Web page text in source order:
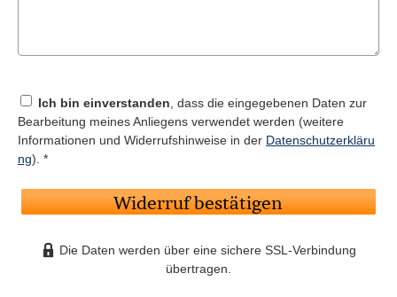
Ich bin einverstanden , dass die eingegebenen Daten zur
Bearbeitung meines Anliegens verwendet werden (weitere
Informationen und Widerrufshinweise in der Datenschutzerkläru
ng). *
Widerruf bestätigen
Die Daten werden über eine sichere SSL-Verbindung
übertragen.